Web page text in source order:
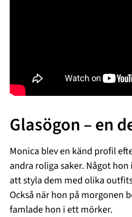
Glasögon – en
Monica blev en känd profil
andra roliga saker. Något
att styla dem med olika
Också när hon på morgonen
famlade hon i ett mörker.